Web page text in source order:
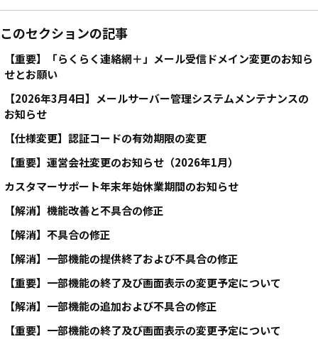
このセクションの記事
【重要】「らくらく連絡網＋」メール受信ドメイン変更のお知ら
せとお願い
【2026年3月4日】メールサーバー管理システムメンテナンスの
お知らせ
【仕様変更】認証コードの有効期限の変更
【重要】運営会社変更のお知らせ（2026年1月）
カスタマーサポート年末年始休業期間のお知らせ
【解消】機能改善と不具合の修正
【解消】不具合の修正
【解消】一部機能の提供終了および不具合の修正
【重要】一部機能の終了及び画面表示の変更予定について
【解消】一部機能の追加および不具合の修正
【重要】一部機能の終了及び画面表示の変更予定について